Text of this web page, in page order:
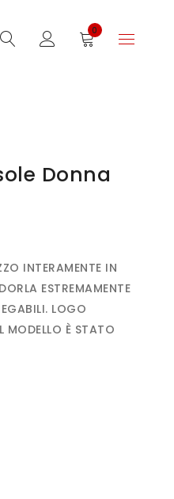
0
Donna
INTERAMENTE IN
ESTREMAMENTE
LOGO
MODELLO È STATO